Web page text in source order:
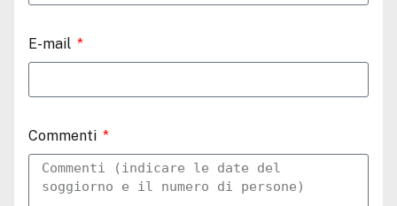
E-mail
Commenti